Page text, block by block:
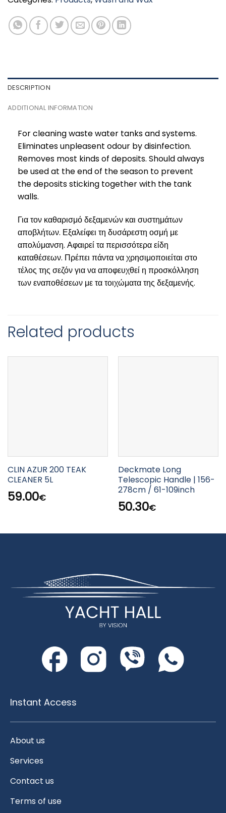
DESCRIPTION
ADDITIONAL INFORMATION
For cleaning waste water tanks and systems.
Eliminates unpleasent odour by disinfection.
Removes most kinds of deposits. Should always
be used at the end of the season to prevent
the deposits sticking together with the tank
walls.
Για τον καθαρισμό δεξαμενών και συστημάτων
αποβλήτων. Εξαλείφει τη δυσάρεστη οσμή με
απολύμανση. Αφαιρεί τα περισσότερα είδη
καταθέσεων. Πρέπει πάντα να χρησιμοποιείται στο
τέλος της σεζόν για να αποφευχθεί η προσκόλληση
των εναποθέσεων με τα τοιχώματα της δεξαμενής.
Related products
CLIN AZUR 200 TEAK
CLEANER 5L
59.00€
Deckmate Long
Telescopic Handle | 156-
278cm / 61-109inch
50.30€
Instant Access
About us
Services
Contact us
Terms of use